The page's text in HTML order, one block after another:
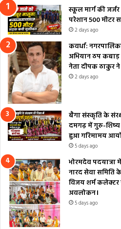
स्कूल मार्ग की
परेशान 500 मीटर
2 days ago
कवर्धा:
अभियान ठप कबाड़
नेता दीपक ठाकुर
2 days ago
बैगा संस्कृति के
दमगढ़ में गुरु-शिष्य
हुआ गरिमामय
5 days ago
भोरमदेव पदयात्रा
नारद सेवा समिति
विजय शर्म कलेक्टर
अवलोकन।
5 days ago